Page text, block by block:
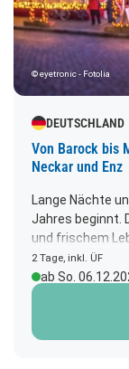
© eyetronic - Fotolia
DEUTSCHLAND
Von Barock bis
Neckar und Enz
Lange Nächte
Jahres beginnt.
und frischem
festliche
Lichter,
Buden laden
Suche nach
wir besuchen
2 Tage, inkl. ÜF
ab So.